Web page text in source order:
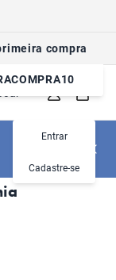
compra
Entrar
Cadastre-se